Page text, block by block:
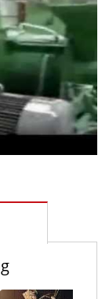
Nát Sợi Dừa